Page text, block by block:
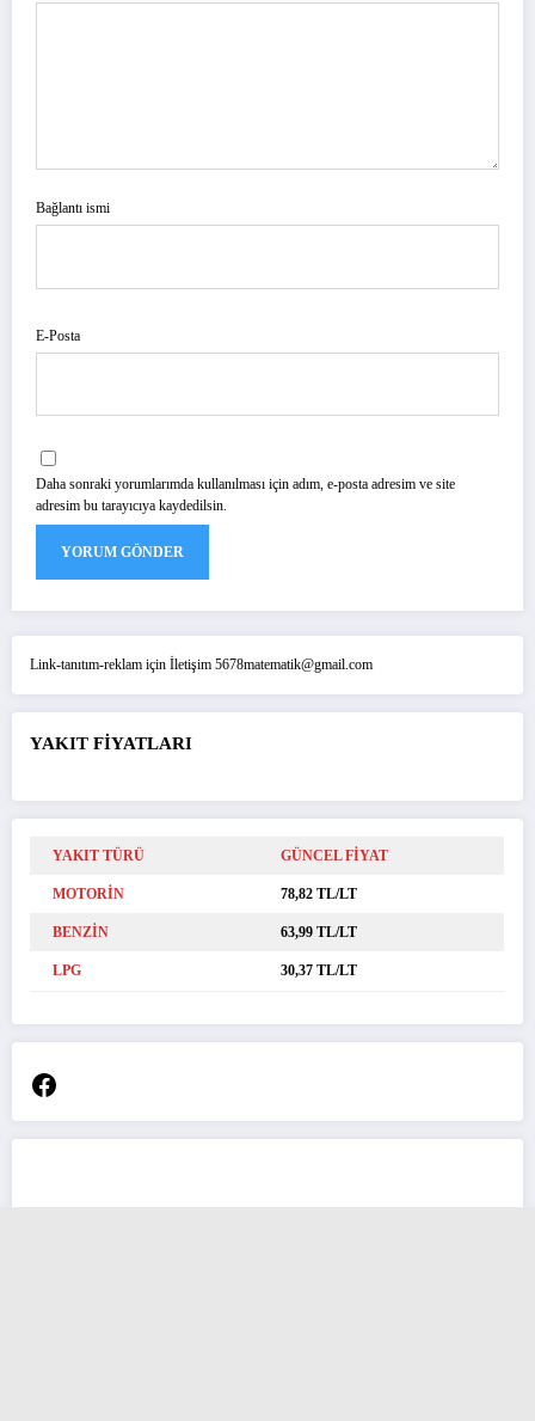
Bağlantı ismi
E-Posta
Daha sonraki yorumlarımda kullanılması için adım, e-posta adresim ve site
adresim bu tarayıcıya kaydedilsin.
Link-tanıtım-reklam için İletişim 5678matematik@gmail.com
YAKIT FİYATLARI
YAKIT TÜRÜ GÜNCEL FİYAT
MOTORİN 78,82 TL/LT
BENZİN 63,99 TL/LT
LPG 30,37 TL/LT
Facebook